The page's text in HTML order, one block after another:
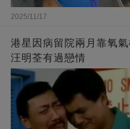
2025/11/17
港星因病留院兩月靠氧
汪明荃有過戀情